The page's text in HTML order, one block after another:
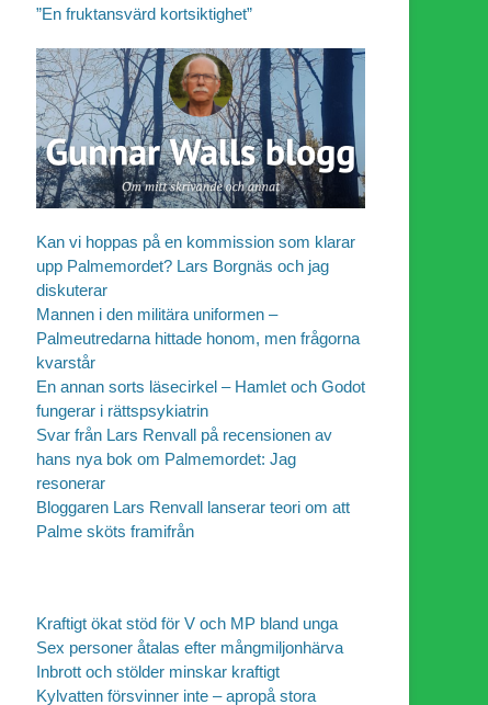
”En fruktansvärd kortsiktighet”
Kan vi hoppas på en kommission som klarar
upp Palmemordet? Lars Borgnäs och jag
diskuterar
Mannen i den militära uniformen –
Palmeutredarna hittade honom, men frågorna
kvarstår
En annan sorts läsecirkel – Hamlet och Godot
fungerar i rättspsykiatrin
Svar från Lars Renvall på recensionen av
hans nya bok om Palmemordet: Jag
resonerar
Bloggaren Lars Renvall lanserar teori om att
Palme sköts framifrån
Kraftigt ökat stöd för V och MP bland unga
Sex personer åtalas efter mångmiljonhärva
Inbrott och stölder minskar kraftigt
Kylvatten försvinner inte – apropå stora